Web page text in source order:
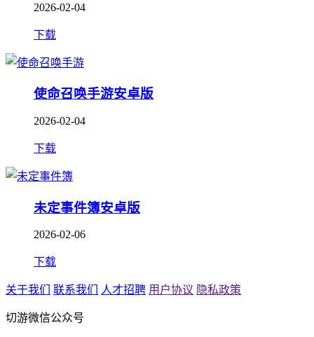
2026-02-04
下载
使命召唤手游安卓版
2026-02-04
下载
未定事件簿安卓版
2026-02-06
下载
关于我们 联系我们 人才招聘 用户协议 隐私政策
切游微信公众号